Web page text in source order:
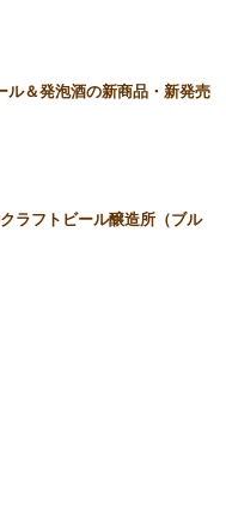
ル＆発泡酒の新商品・新発売
ラフトビール醸造所（ブル